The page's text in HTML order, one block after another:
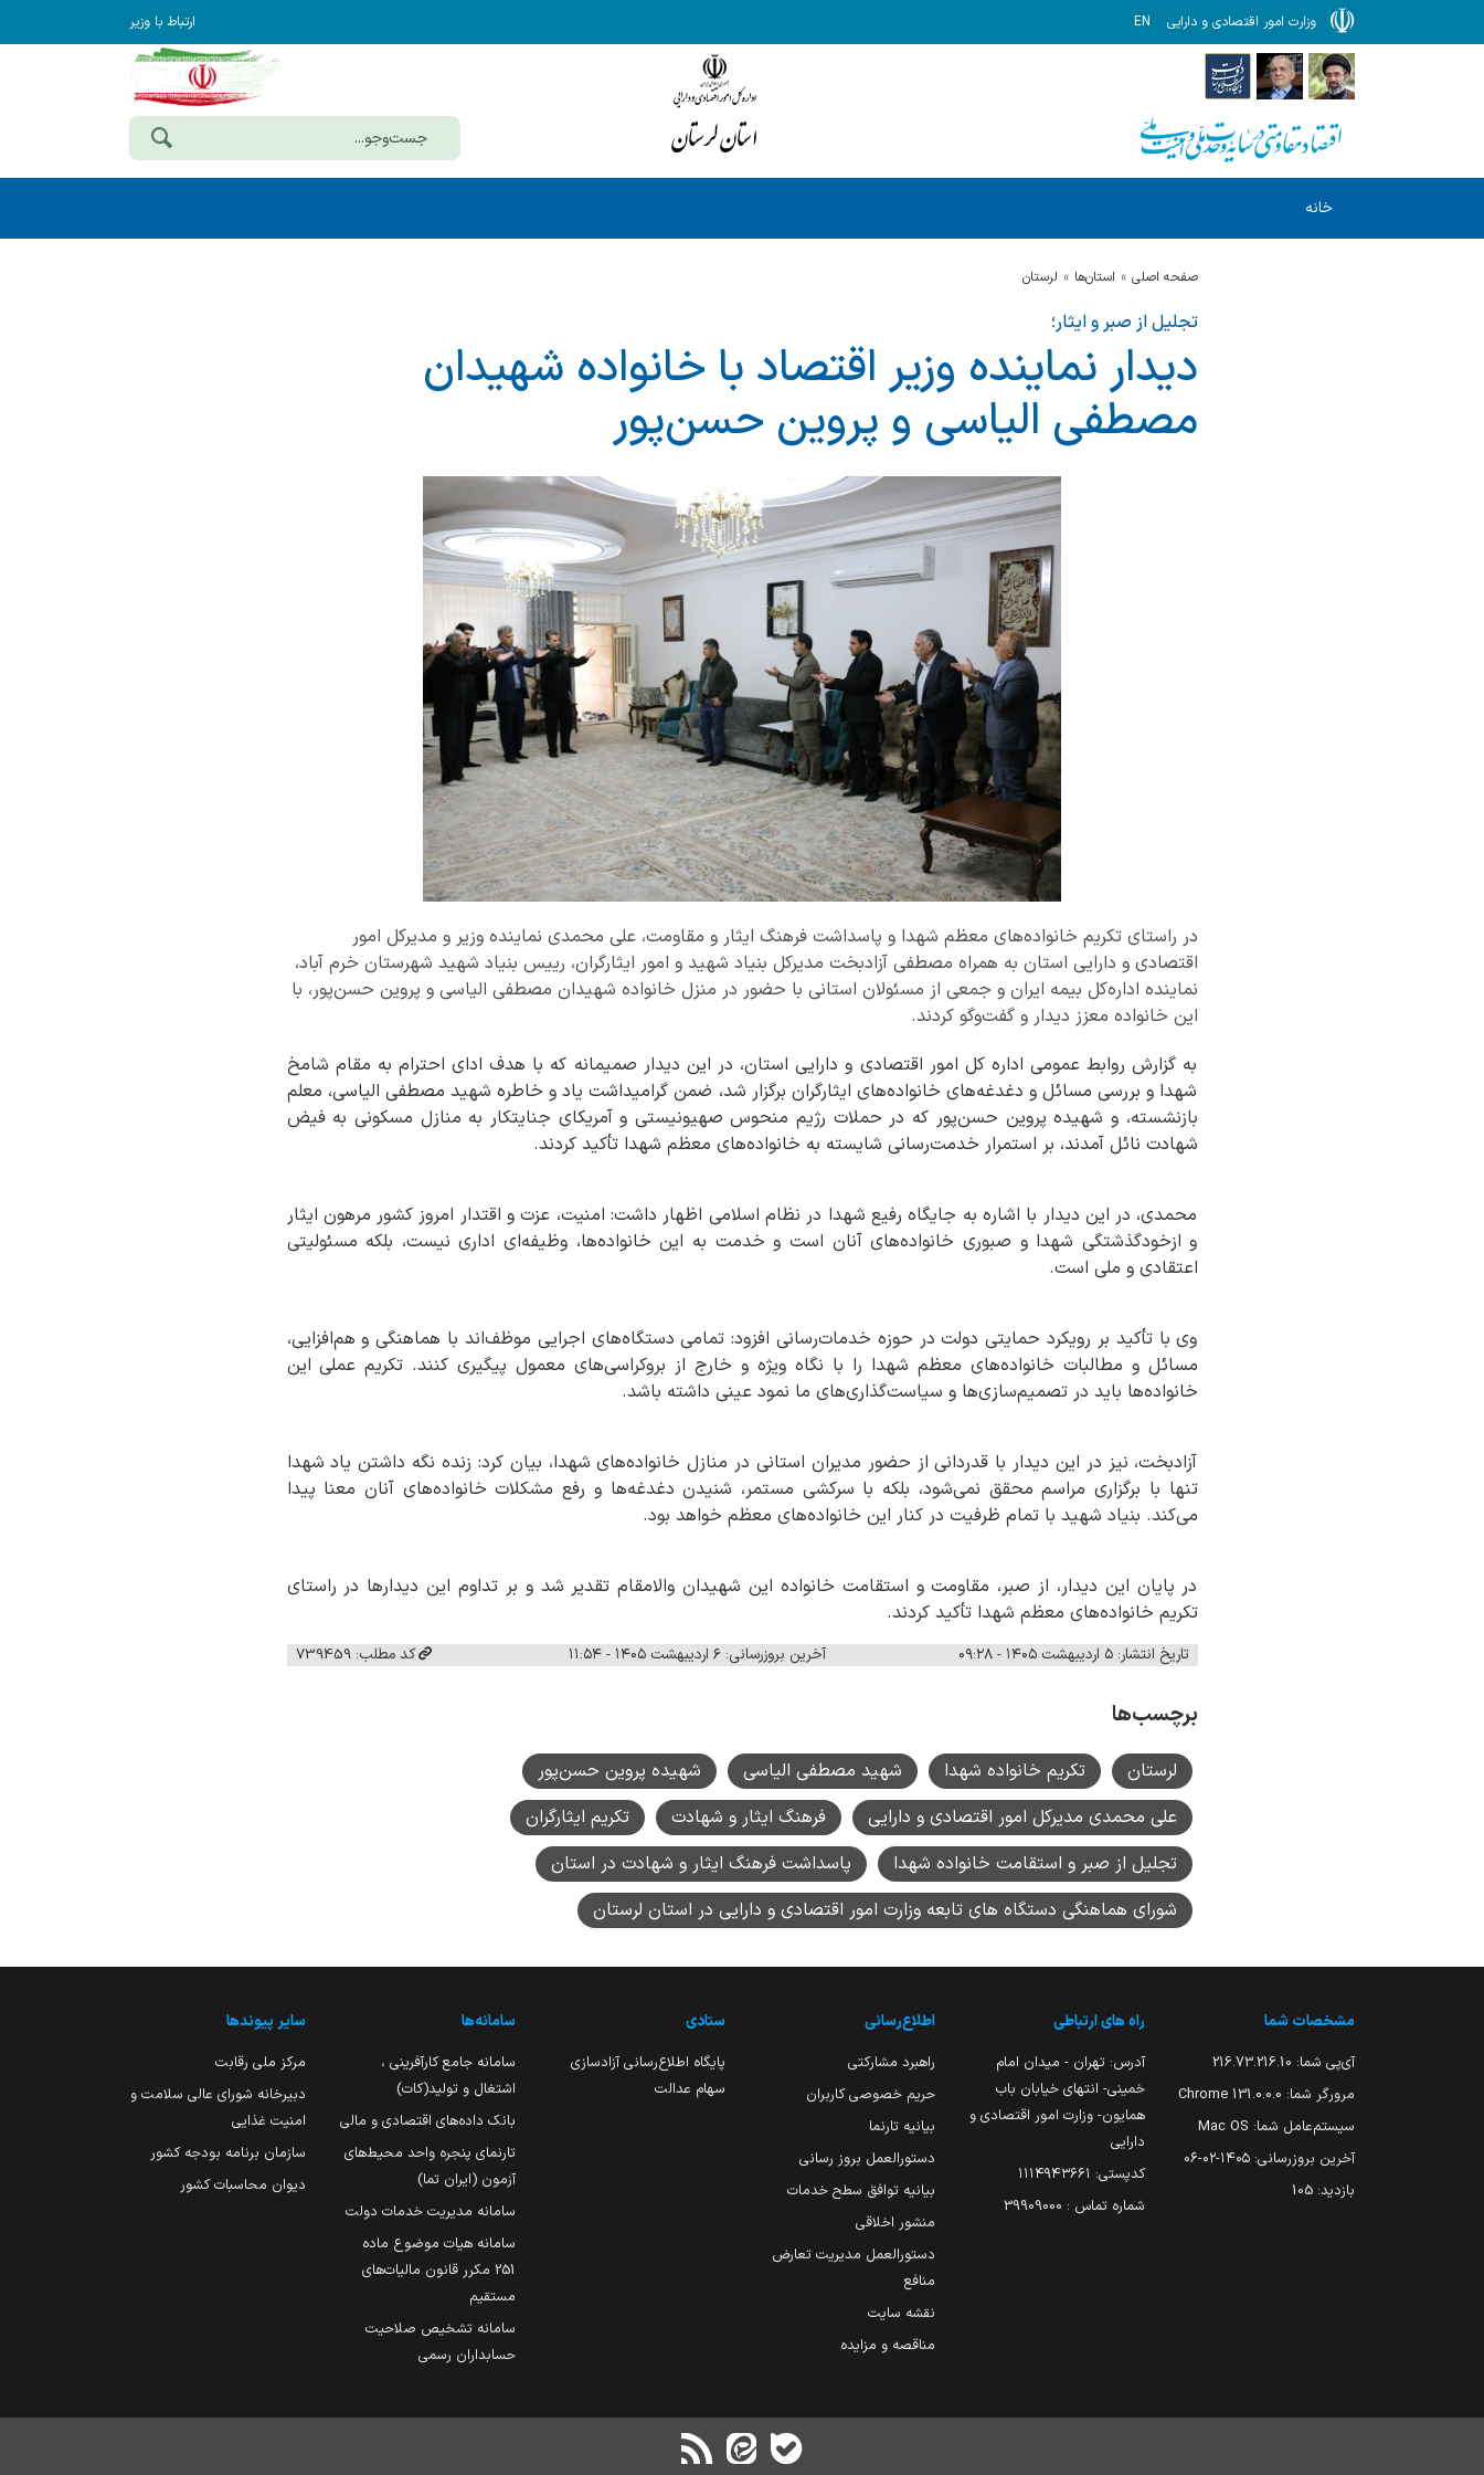
وزارت امور اقتصادی و دارایی EN ارتباط با وزیر
خانه
صفحه اصلی استان‌ها لرستان
تجلیل از صبر و ایثار؛
دیدار نماینده وزیر اقتصاد با خانواده شهیدان
مصطفی الیاسی و پروین حسن‌پور
در راستای تکریم خانواده‌های معظم شهدا و پاسداشت فرهنگ ایثار و مقاومت، علی محمدی نماینده وزیر و مدیرکل امور
اقتصادی و دارایی استان به همراه مصطفی آزادبخت مدیرکل بنیاد شهید و امور ایثارگران، رییس بنیاد شهید شهرستان خرم آباد،
نماینده اداره‌کل بیمه ایران و جمعی از مسئولان استانی با حضور در منزل خانواده شهیدان مصطفی الیاسی و پروین حسن‌پور، با
این خانواده معزز دیدار و گفت‌وگو کردند.
به گزارش روابط عمومی اداره کل امور اقتصادی و دارایی استان، در این دیدار صمیمانه که با هدف ادای احترام به مقام شامخ
شهدا و بررسی مسائل و دغدغه‌های خانواده‌های ایثارگران برگزار شد، ضمن گرامیداشت یاد و خاطره شهید مصطفی الیاسی، معلم
بازنشسته، و شهیده پروین حسن‌پور که در حملات رژیم منحوس صهیونیستی و آمریکای جنایتکار به منازل مسکونی به فیض
شهادت نائل آمدند، بر استمرار خدمت‌رسانی شایسته به خانواده‌های معظم شهدا تأکید کردند.
محمدی، در این دیدار با اشاره به جایگاه رفیع شهدا در نظام اسلامی اظهار داشت: امنیت، عزت و اقتدار امروز کشور مرهون ایثار
و ازخودگذشتگی شهدا و صبوری خانواده‌های آنان است و خدمت به این خانواده‌ها، وظیفه‌ای اداری نیست، بلکه مسئولیتی
اعتقادی و ملی است.
وی با تأکید بر رویکرد حمایتی دولت در حوزه خدمات‌رسانی افزود: تمامی دستگاه‌های اجرایی موظف‌اند با هماهنگی و هم‌افزایی،
مسائل و مطالبات خانواده‌های معظم شهدا را با نگاه ویژه و خارج از بروکراسی‌های معمول پیگیری کنند. تکریم عملی این
خانواده‌ها باید در تصمیم‌سازی‌ها و سیاست‌گذاری‌های ما نمود عینی داشته باشد.
آزادبخت، نیز در این دیدار با قدردانی از حضور مدیران استانی در منازل خانواده‌های شهدا، بیان کرد: زنده نگه داشتن یاد شهدا
تنها با برگزاری مراسم محقق نمی‌شود، بلکه با سرکشی مستمر، شنیدن دغدغه‌ها و رفع مشکلات خانواده‌های آنان معنا پیدا
می‌کند. بنیاد شهید با تمام ظرفیت در کنار این خانواده‌های معظم خواهد بود.
در پایان این دیدار، از صبر، مقاومت و استقامت خانواده این شهیدان والامقام تقدیر شد و بر تداوم این دیدارها در راستای
تکریم خانواده‌های معظم شهدا تأکید کردند.
تاریخ انتشار: ۵ اردیبهشت ۱۴۰۵ - ۰۹:۲۸ آخرین بروزرسانی: ۶ اردیبهشت ۱۴۰۵ - ۱۱:۵۴ کد مطلب: 739459
برچسب‌ها
لرستان تکریم خانواده شهدا شهید مصطفی الیاسی
شهیده پروین حسن‌پور
علی محمدی مدیرکل امور اقتصادی و دارایی
فرهنگ ایثار و شهادت
تکریم ایثارگران
تجلیل از صبر و استقامت خانواده شهدا
پاسداشت فرهنگ ایثار و شهادت در استان
شورای هماهنگی دستگاه های تابعه وزارت امور اقتصادی و دارایی در استان لرستان
مشخصات شما
آی‌پی شما: 216.73.216.10
مرورگر شما: 131.0.0.0 Chrome
سیستم‌عامل شما: Mac OS
آخرین بروزرسانی: ۱۴۰۵-۰۲-۰۶
بازدید: 105
راه های ارتباطی
آدرس: تهران - میدان امام
خمینی- انتهای خیابان باب
همایون- وزارت امور اقتصادی و
دارایی
کدپستی: ۱۱۱۴۹۴۳۶۶۱
شماره تماس : 39909000
اطلاع‌رسانی
راهبرد مشارکتی
حریم خصوصی کاربران
بیانیه تارنما
دستورالعمل بروز رسانی
بیانیه توافق سطح خدمات
منشور اخلاقی
دستورالعمل مدیریت تعارض
منافع
نقشه سایت
مناقصه و مزایده
ستادی
پایگاه اطلاع‌رسانی آزادسازی
سهام عدالت
سامانه‌ها
سامانه جامع کارآفرینی ،
اشتغال و تولید(کات)
بانک داده‌های اقتصادی و مالی
تارنمای پنجره واحد محیط‌های
آزمون (ایران تما)
سامانه مدیریت خدمات دولت
سامانه هیات موضوع ماده
251 مکرر قانون مالیات‌های
مستقیم
سامانه تشخیص صلاحیت
حسابداران رسمی
سایر پیوندها
مرکز ملی رقابت
دبیرخانه شورای عالی سلامت و
امنیت غذایی
سازمان برنامه بودجه کشور
دیوان محاسبات کشور